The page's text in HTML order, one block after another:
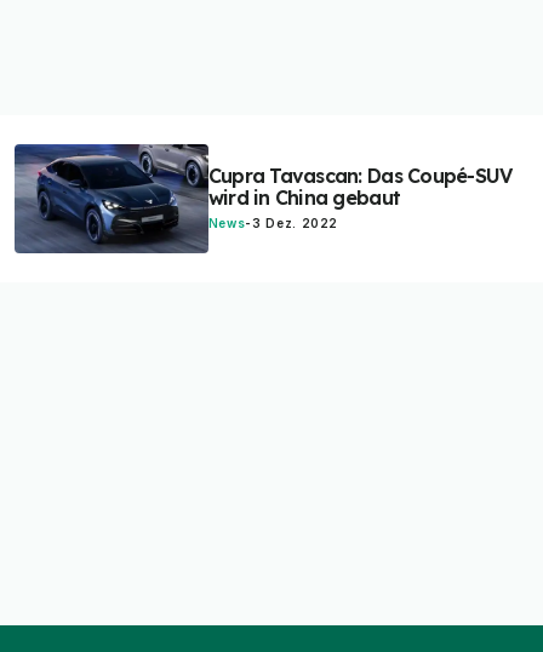
Cupra Tavascan: Das Coupé-SUV
wird in China gebaut
News-3 Dez. 2022